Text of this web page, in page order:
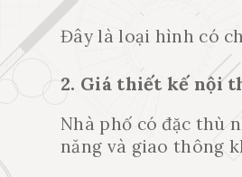
Đây là loại hình có
2. Giá thiết kế nội
Nhà phố có đặc thù
năng và giao thông